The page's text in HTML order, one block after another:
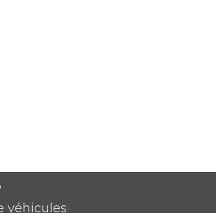
véhicules